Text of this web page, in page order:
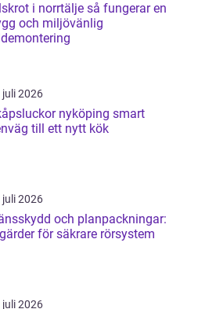
i norrtälje så fungerar en
och miljövänlig
juli 2026
nyköping smart
till ett nytt kök
juli 2026
och planpackningar:
för säkrare rörsystem
juli 2026